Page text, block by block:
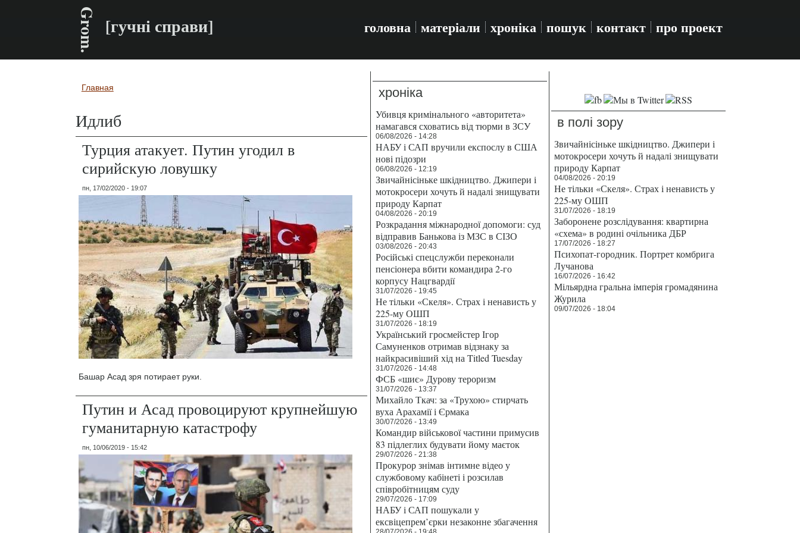
Grom. [гучні справи] головна матеріали хроніка пошук контакт про проект
Вы здесь
Главная
Идлиб
Турция атакует. Путин угодил в
сирийскую ловушку
пн, 17/02/2020 - 19:07
Башар Асад зря потирает руки.
Путин и Асад провоцируют крупнейшую
гуманитарную катастрофу
пн, 10/06/2019 - 15:42
хроніка
Убивця кримінального «авторитета»
намагався сховатись від тюрми в ЗСУ
06/08/2026 - 14:28
НАБУ і САП вручили експослу в США
нові підозри
06/08/2026 - 12:19
Звичайнісіньке шкідництво. Джипери і
мотокросери хочуть й надалі знищувати
природу Карпат
04/08/2026 - 20:19
Розкрадання міжнародної допомоги: суд
відправив Банькова із МЗС в СІЗО
03/08/2026 - 20:43
Російські спецслужби переконали
пенсіонера вбити командира 2-го
корпусу Нацгвардії
31/07/2026 - 19:45
Не тільки «Скеля». Страх і ненависть у
225-му ОШП
31/07/2026 - 18:19
Український гросмейстер Ігор
Самуненков отримав відзнаку за
найкрасивіший хід на Titled Tuesday
31/07/2026 - 14:48
ФСБ «шиє» Дурову тероризм
31/07/2026 - 13:37
Михайло Ткач: за «Трухою» стирчать
вуха Арахамії і Єрмака
30/07/2026 - 13:49
Командир військової частини примусив
83 підлеглих будувати йому маєток
29/07/2026 - 21:38
Прокурор знімав інтимне відео у
службовому кабінеті і розсилав
співробітницям суду
29/07/2026 - 17:09
НАБУ і САП пошукали у
ексвіцепрем’єрки незаконне збагачення
в полі зору
Звичайнісіньке шкідництво. Джипери і
мотокросери хочуть й надалі знищувати
природу Карпат
04/08/2026 - 20:19
Не тільки «Скеля». Страх і ненависть у
225-му ОШП
31/07/2026 - 18:19
Заборонене розслідування: квартирна
«схема» в родині очільника ДБР
17/07/2026 - 18:27
Психопат-городник. Портрет комбрига
Лучанова
16/07/2026 - 16:42
Мільярдна гральна імперія громадянина
Журила
09/07/2026 - 18:04